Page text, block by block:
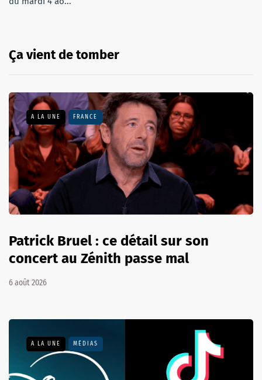
Ça vient de tomber
A LA UNE FRANCE
Patrick Bruel : ce détail sur son
concert au Zénith passe mal
6 août 2026
A LA UNE MÉDIAS